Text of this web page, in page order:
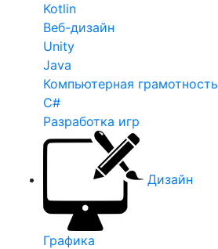
Kotlin
Веб-дизайн
Unity
Java
Компьютерная грамотность
C#
Разработка игр
Дизайн
Графика